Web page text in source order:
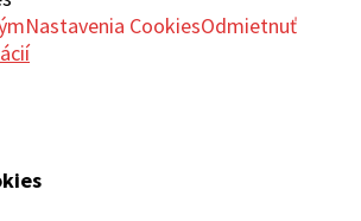
Nastavenia CookiesOdmietnuť